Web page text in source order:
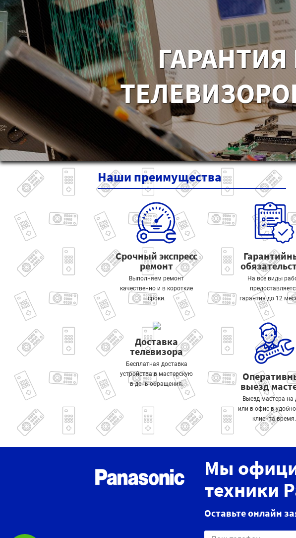
Наши преимущества
Срочный экспресс
ремонт
Выполняем ремонт
качественно и в короткие
сроки.
На все виды
гарантия до 12
Доставка
телевизора
Бесплатная доставка
устройства в мастерскую
в день обращения.
выезд
Выезд мастера на
или в офис в
клиента время.
Мы
техники
Оставьте онлайн